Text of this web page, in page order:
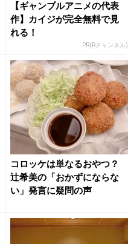
【ギャンブルアニメの代表
作】カイジが完全無料で見
れる！
PR(Rチャンネル)
コロッケは単なるおやつ？
辻希美の「おかずにならな
い」発言に疑問の声